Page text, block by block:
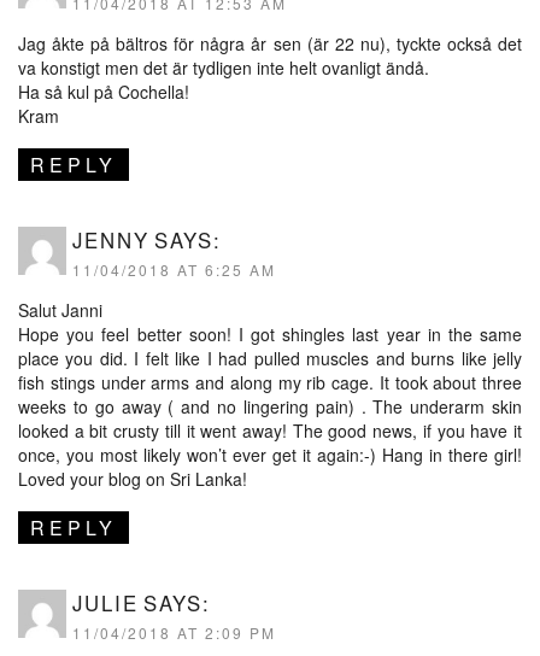
Jag åkte på bältros för några år sen (är 22 nu), tyckte också det
va konstigt men det är tydligen inte helt ovanligt ändå.
Ha så kul på Cochella!
Kram
REPLY
JENNY SAYS:
11/04/2018 AT 6:25 AM
Salut Janni
Hope you feel better soon! I got shingles last year in the same
place you did. I felt like I had pulled muscles and burns like jelly
fish stings under arms and along my rib cage. It took about three
weeks to go away ( and no lingering pain) . The underarm skin
looked a bit crusty till it went away! The good news, if you have it
once, you most likely won’t ever get it again:-) Hang in there girl!
Loved your blog on Sri Lanka!
REPLY
JULIE SAYS:
11/04/2018 AT 2:09 PM